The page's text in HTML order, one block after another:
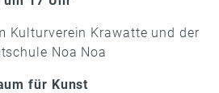
Kulturverein Krawatte und der
Noa Noa
für Kunst